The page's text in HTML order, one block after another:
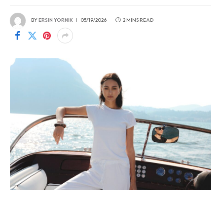
BYERSIN YORNIK 05/19/2026 2 MINS READ